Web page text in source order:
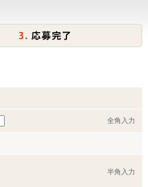
全角入力
半角入力